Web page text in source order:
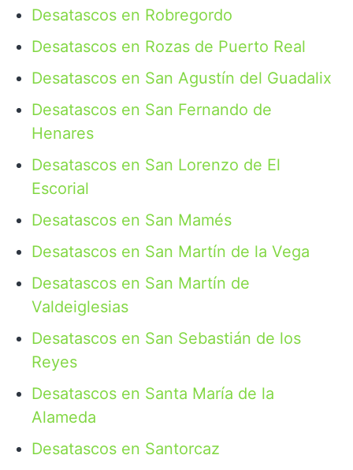
Desatascos en Robregordo
Desatascos en Rozas de Puerto Real
Desatascos en San Agustín del Guadalix
Desatascos en San Fernando de
Henares
Desatascos en San Lorenzo de El
Escorial
Desatascos en San Mamés
Desatascos en San Martín de la Vega
Desatascos en San Martín de
Valdeiglesias
Desatascos en San Sebastián de los
Reyes
Desatascos en Santa María de la
Alameda
Desatascos en Santorcaz